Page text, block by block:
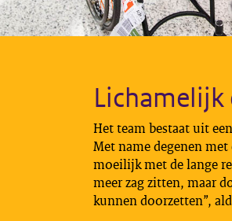
Het team bestaat uit
Met name degenen
moeilijk met de lange
meer zag zitten, maar
kunnen doorzetten”,